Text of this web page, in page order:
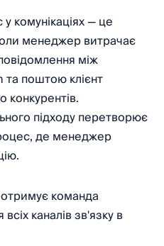
комунікаціях — це
менеджер витрачає
між
та поштою клієнт
підходу перетворює
де менеджер
отримує команда
каналів зв'язку в